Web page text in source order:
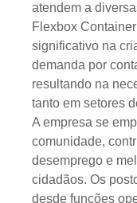
atendem a
Flexbox
significativo na
demanda por
resultando na
tanto em setores
A empresa se
comunidade,
desemprego e
cidadãos. Os
desde funções